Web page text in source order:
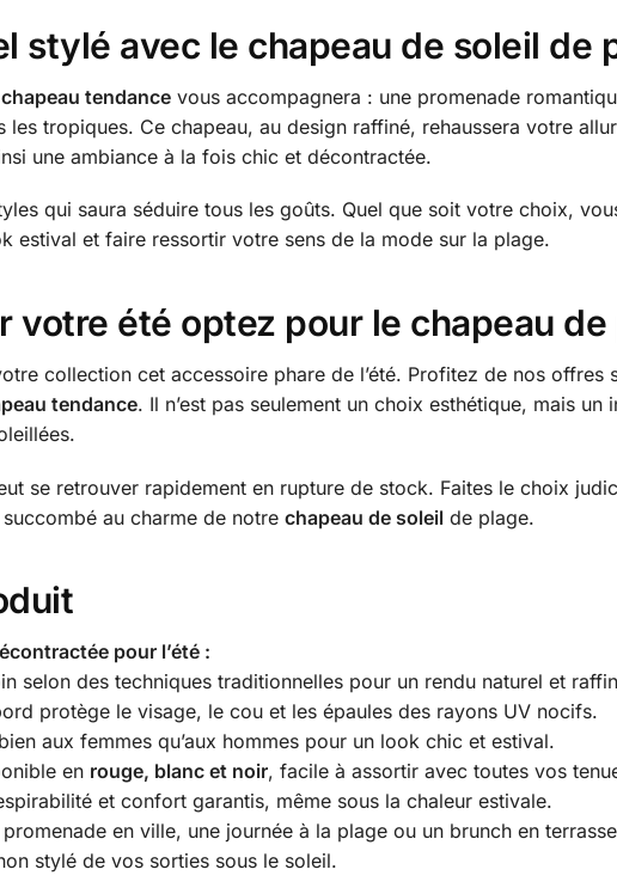
stylé avec le chapeau de soleil de
chapeau tendancevous accompagnera : une promenade
tropiques. Ce chapeau, au design raffiné, rehaussera votre
une ambiance à la fois chic et décontractée.
qui saura séduire tous les goûts. Quel que soit votre choix,
estival et faire ressortir votre sens de la mode sur la plage.
votre été optez pour le chapeau de
collection cet accessoire phare de l’été. Profitez de nos
tendance. Il n’est pas seulement un choix esthétique, mais
se retrouver rapidement en rupture de stock. Faites le choix
au charme de notre chapeau de soleilde plage.
pour l’été :
selon des techniques traditionnelles pour un rendu naturel et
protège le visage, le cou et les épaules des rayons UV nocifs.
aux femmes qu’aux hommes pour un look chic et estival.
en rouge, blanc et noir, facile à assortir avec toutes vos
et confort garantis, même sous la chaleur estivale.
en ville, une journée à la plage ou un brunch en
stylé de vos sorties sous le soleil.